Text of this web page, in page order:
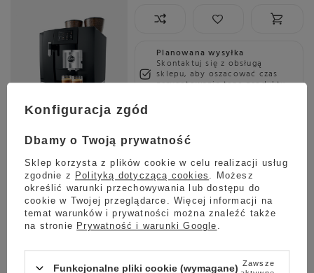
Planowana wysyłka
Skontaktuj się z obsługą
sklepu, aby oszacować czas
przygotowania tego produktu
Sprawdź cennik
Ekspres do kawy Jura GIGA X8c (EB)
31 990,00 zł
Skontaktuj się z obsługą
sklepu, aby oszacować czas
Konfiguracja zgód
Dbamy o Twoją prywatność
Sklep korzysta z plików cookie w celu realizacji usług
zgodnie z Polityką dotyczącą cookies
. Możesz
określić warunki przechowywania lub dostępu do
cookie w Twojej przeglądarce. Więcej informacji na
temat warunków i prywatności można znaleźć także
na stronie Prywatność i warunki Google
Funkcjonalne pliki cookie (wymagane) Zawsze